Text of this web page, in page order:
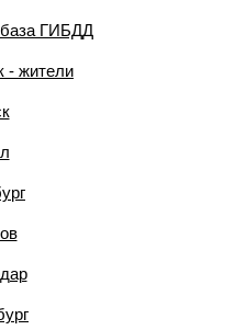
ГИБДД
- жители